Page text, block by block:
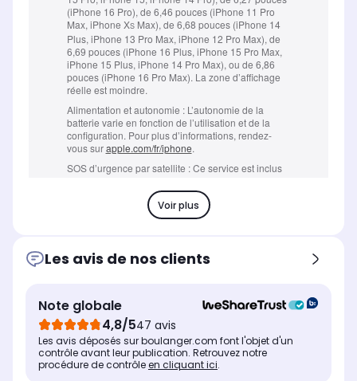
Voir plus
Les avis de nos clients
Note globale
4,8/547 avis
Les avis déposés sur boulanger.com font l'objet d'un
contrôle avant leur publication. Retrouvez notre
procédure de contrôleen cliquant ici.